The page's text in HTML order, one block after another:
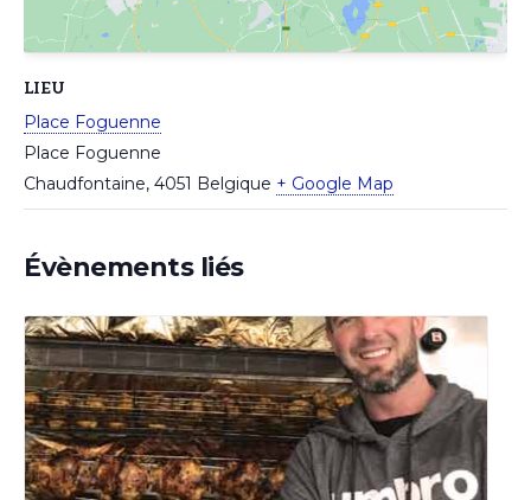
LIEU
Place Foguenne
Place Foguenne
Chaudfontaine, 4051 Belgique + Google Map
Évènements liés